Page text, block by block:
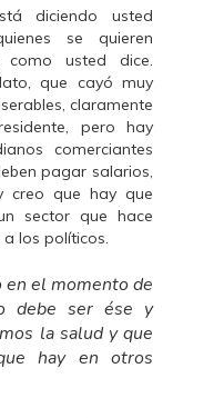
diciendo usted
se quieren
usted dice.
que cayó muy
claramente
pero hay
comerciantes
pagar salarios,
creo que hay que
sector que hace
los políticos.
en el momento de
debe ser ése y
la salud y que
hay en otros